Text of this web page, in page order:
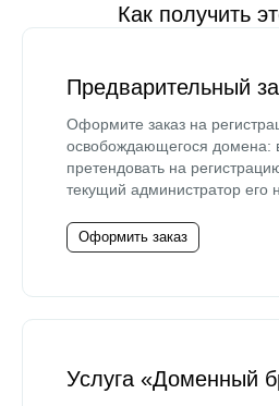
Как получить
Предварительный
Оформите заказ на
освобождающегося домена:
претендовать на
текущий администратор его
Оформить заказ
Услуга «Доменный